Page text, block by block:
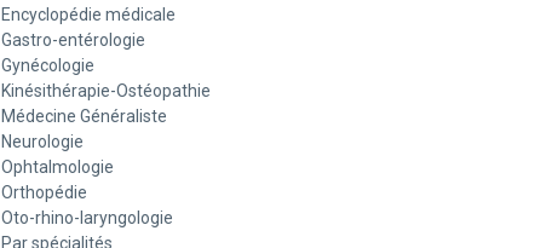
Encyclopédie médicale
Gastro-entérologie
Gynécologie
Kinésithérapie-Ostéopathie
Médecine Généraliste
Neurologie
Ophtalmologie
Orthopédie
Oto-rhino-laryngologie
Par spécialités